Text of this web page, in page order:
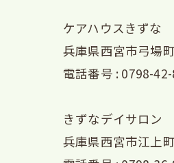
ケアハウスきずな
兵庫県西宮市弓場
電話番号 : 0798-
きずなデイサロン
兵庫県西宮市江上